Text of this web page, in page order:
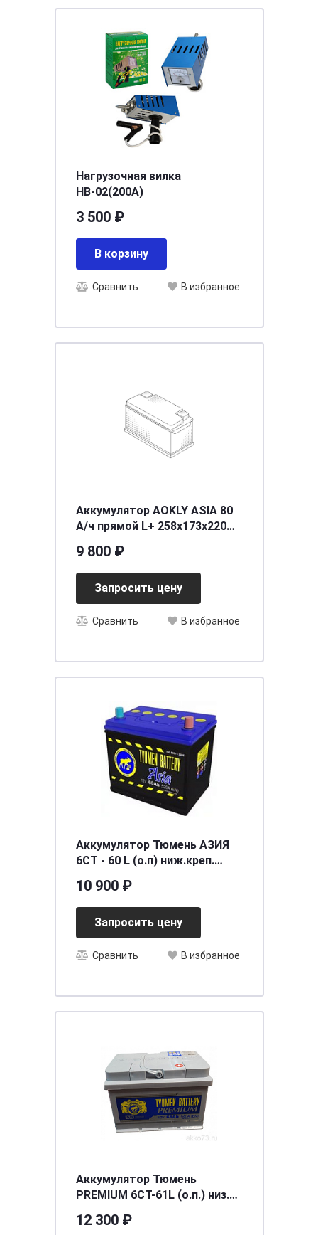
Нагрузочная вилка
НВ-02(200А)
3 500 ₽
В корзину
Сравнить В избранное
Аккумулятор AOKLY ASIA 80
А/ч прямой L+ 258x173x220
9 800 ₽
Запросить цену
Сравнить В избранное
Аккумулятор Тюмень АЗИЯ
6СТ - 60 L (о.п) ниж.креп.
10 900 ₽
Запросить цену
Сравнить В избранное
Аккумулятор Тюмень
PREMIUM 6СТ-61L (о.п.) низ.
12 300 ₽